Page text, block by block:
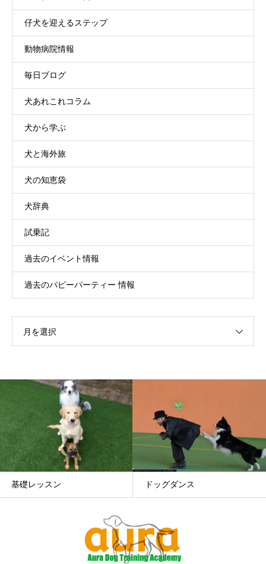
仔犬を迎えるステップ
動物病院情報
毎日ブログ
犬あれこれコラム
犬から学ぶ
犬と海外旅
犬の知恵袋
犬辞典
試乗記
過去のイベント情報
過去のパピーパーティー 情報
月を選択
ドッグダンス パピーパーティー